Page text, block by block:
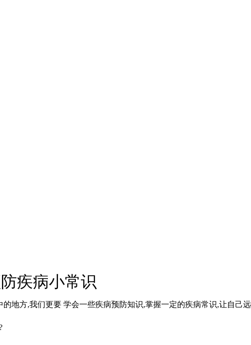
病小常识
地方,我们更要 学会一些疾病预防知识,掌握一定的疾病常识,让自己